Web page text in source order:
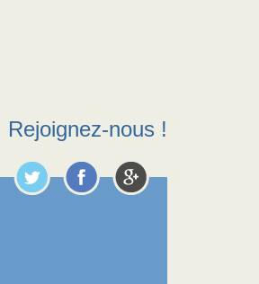
Rejoignez-nous !